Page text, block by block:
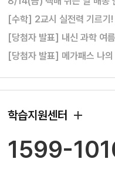
[수학] 2교시 실전력 기르기
[당첨자 발표] 내신 과학 여
[당첨자 발표] 메가패스 나
학습지원센터
1599-